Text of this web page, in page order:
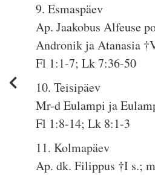
9. Esmaspäev
Ap. Jaakobus Alfeuse
Andronik ja Atanasia
Fl 1:1-7; Lk 7:36-50
10. Teisipäev
Mr-d Eulampi ja
Fl 1:8-14; Lk 8:1-3
11. Kolmapäev
Ap. dk. Filippus †I s.;